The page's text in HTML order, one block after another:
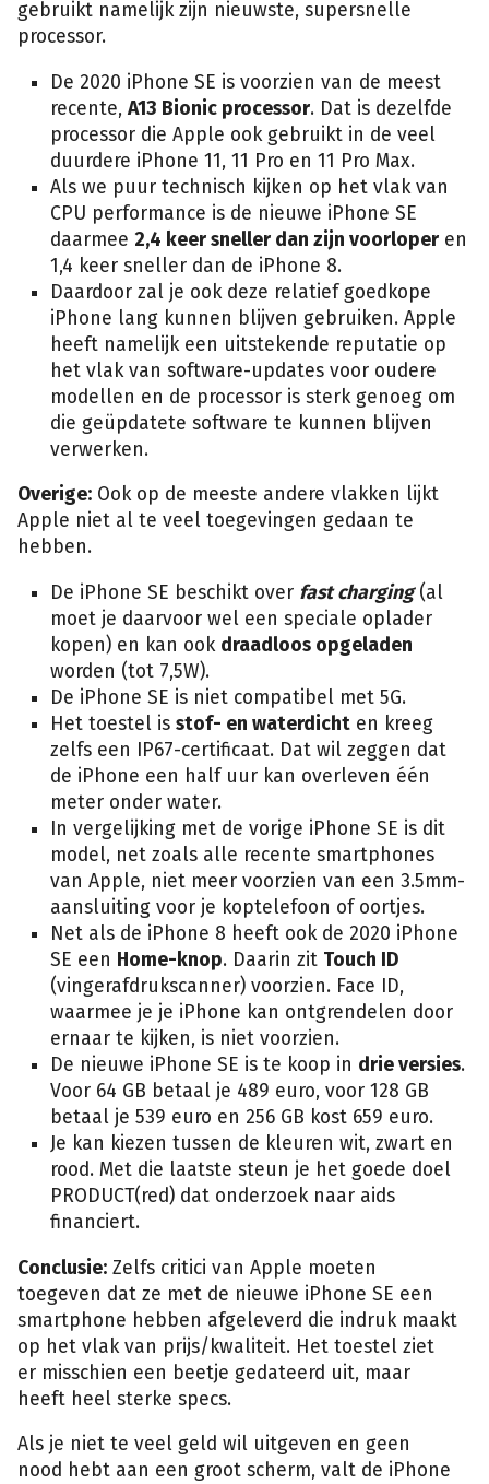
gebruikt namelijk zijn nieuwste, supersnelle
processor.
De 2020 iPhone SE is voorzien van de meest
recente, A13 Bionic processor. Dat is dezelfde
processor die Apple ook gebruikt in de veel
duurdere iPhone 11, 11 Pro en 11 Pro Max.
Als we puur technisch kijken op het vlak van
CPU performance is de nieuwe iPhone SE
daarmee 2,4 keer sneller dan zijn voorloper en
1,4 keer sneller dan de iPhone 8.
Daardoor zal je ook deze relatief goedkope
iPhone lang kunnen blijven gebruiken. Apple
heeft namelijk een uitstekende reputatie op
het vlak van software-updates voor oudere
modellen en de processor is sterk genoeg om
die geüpdatete software te kunnen blijven
verwerken.
Overige: Ook op de meeste andere vlakken lijkt
Apple niet al te veel toegevingen gedaan te
hebben.
De iPhone SE beschikt over fast charging(al
moet je daarvoor wel een speciale oplader
kopen) en kan ook draadloos opgeladen
worden (tot 7,5W).
De iPhone SE is niet compatibel met 5G.
Het toestel is stof- en waterdicht en kreeg
zelfs een IP67-certificaat. Dat wil zeggen dat
de iPhone een half uur kan overleven één
meter onder water.
In vergelijking met de vorige iPhone SE is dit
model, net zoals alle recente smartphones
van Apple, niet meer voorzien van een 3.5mm-
aansluiting voor je koptelefoon of oortjes.
Net als de iPhone 8 heeft ook de 2020 iPhone
SE een Home-knop. Daarin zit Touch ID
(vingerafdrukscanner) voorzien. Face ID,
waarmee je je iPhone kan ontgrendelen door
ernaar te kijken, is niet voorzien.
De nieuwe iPhone SE is te koop in drie versies.
Voor 64 GB betaal je 489 euro, voor 128 GB
betaal je 539 euro en 256 GB kost 659 euro.
Je kan kiezen tussen de kleuren wit, zwart en
rood. Met die laatste steun je het goede doel
PRODUCT(red) dat onderzoek naar aids
financiert.
Conclusie: Zelfs critici van Apple moeten
toegeven dat ze met de nieuwe iPhone SE een
smartphone hebben afgeleverd die indruk maakt
op het vlak van prijs/kwaliteit. Het toestel ziet
er misschien een beetje gedateerd uit, maar
heeft heel sterke specs.
Als je niet te veel geld wil uitgeven en geen
nood hebt aan een groot scherm, valt de iPhone